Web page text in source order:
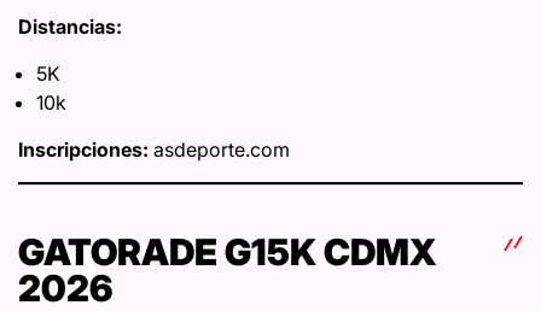
Distancias:
5K
10k
Inscripciones: asdeporte.com
GATORADE G15K CDMX
2026